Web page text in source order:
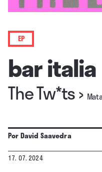
EP
bar italia
The Tw*ts›
PorDavid Saavedra
17. 07. 2024